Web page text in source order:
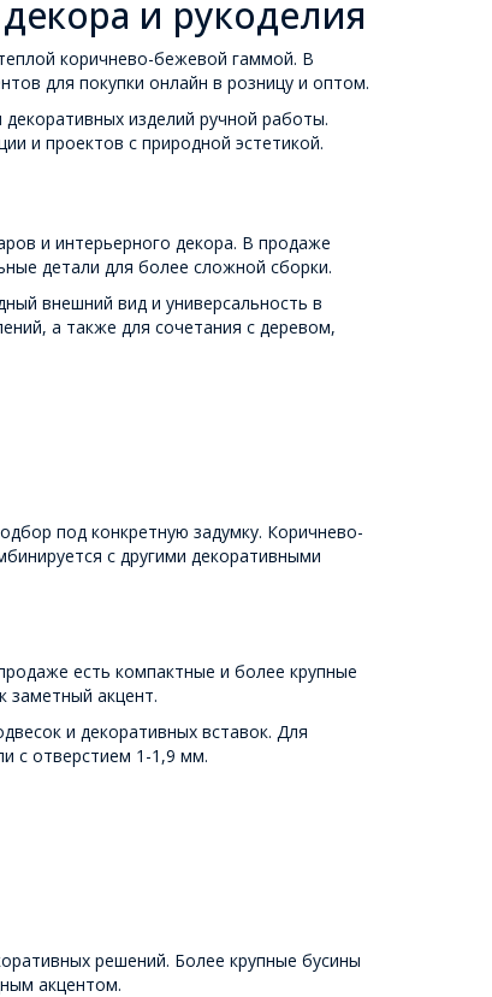
и рукоделия
коричнево-бежевой гаммой. В
для покупки онлайн в розницу и оптом.
изделий ручной работы.
и проектов с природной эстетикой.
и интерьерного декора. В продаже
детали для более сложной сборки.
внешний вид и универсальность в
а также для сочетания с деревом,
под конкретную задумку. Коричнево-
с другими декоративными
есть компактные и более крупные
заметный акцент.
и декоративных вставок. Для
с отверстием 1-1,9 мм.
решений. Более крупные бусины
акцентом.